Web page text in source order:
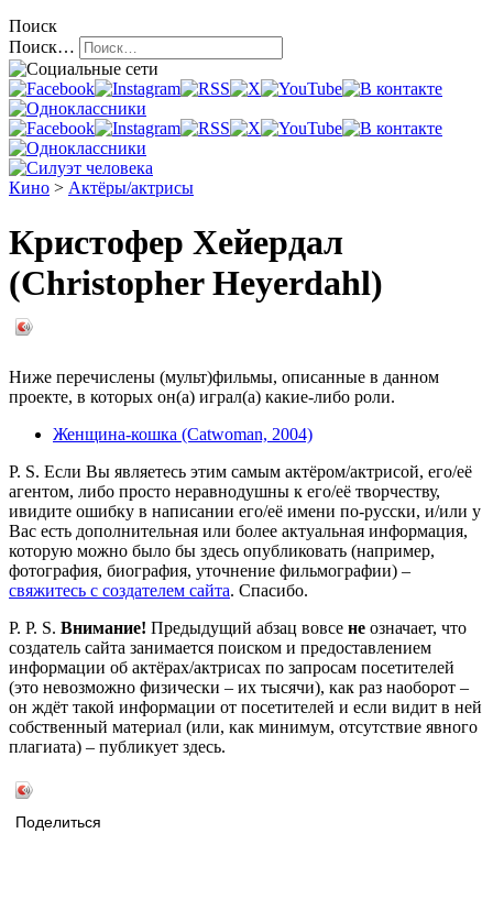
Поиск
Поиск…
Кино > Актёры/актрисы
Кристофер Хейердал
(Christopher Heyerdahl)
Ниже перечислены (мульт)фильмы, описанные в данном
проекте, в которых он(а) играл(а) какие-либо роли.
Женщина-кошка (Catwoman, 2004)
P. S. Если Вы являетесь этим самым актёром/актрисой, его/её
агентом, либо просто неравнодушны к его/её творчеству,
ивидите ошибку в написании его/её имени по-русски, и/или у
Вас есть дополнительная или более актуальная информация,
которую можно было бы здесь опубликовать (например,
фотография, биография, уточнение фильмографии) –
свяжитесь с создателем сайта. Спасибо.
P. P. S. Внимание! Предыдущий абзац вовсе не означает, что
создатель сайта занимается поиском и предоставлением
информации об актёрах/актрисах по запросам посетителей
(это невозможно физически – их тысячи), как раз наоборот –
он ждёт такой информации от посетителей и если видит в ней
собственный материал (или, как минимум, отсутствие явного
плагиата) – публикует здесь.
Поделиться